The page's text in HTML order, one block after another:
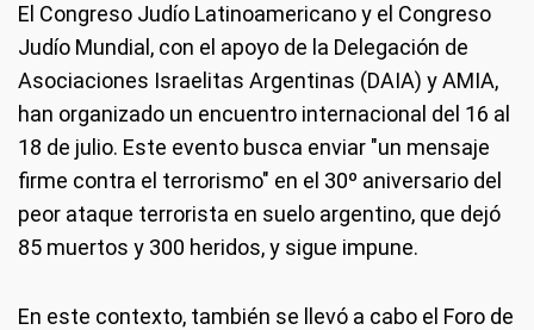
El Congreso Judío Latinoamericano y el Congreso
Judío Mundial, con el apoyo de la Delegación de
Asociaciones Israelitas Argentinas (DAIA) y AMIA,
han organizado un encuentro internacional del 16 al
18 de julio. Este evento busca enviar "un mensaje
firme contra el terrorismo" en el 30º aniversario del
peor ataque terrorista en suelo argentino, que dejó
85 muertos y 300 heridos, y sigue impune.
En este contexto, también se llevó a cabo el Foro de